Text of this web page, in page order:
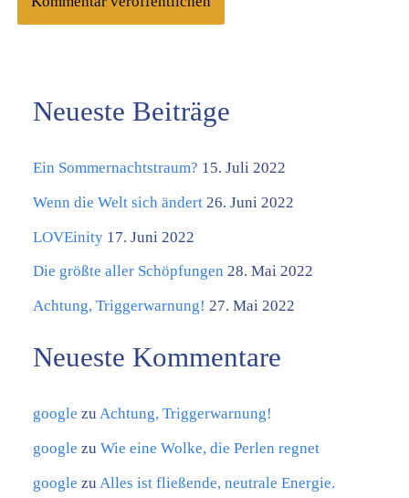
Neueste Beiträge
Ein Sommernachtstraum? 15. Juli 2022
Wenn die Welt sich ändert 26. Juni 2022
LOVEinity 17. Juni 2022
Die größte aller Schöpfungen 28. Mai 2022
Achtung, Triggerwarnung! 27. Mai 2022
Neueste Kommentare
google zuAchtung, Triggerwarnung!
google zuWie eine Wolke, die Perlen regnet
google zu Alles ist fließende, neutrale Energie.
K
t
e
g
o
e